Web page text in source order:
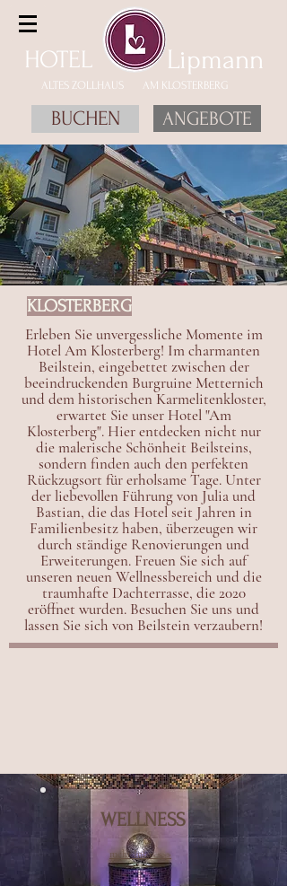
HOTEL Lipmann
ALTES ZOLLHAUS AM KLOSTERBERG
BUCHEN ANGEBOTE
KLOSTERBERG
Erleben Sie unvergessliche Momente im
Hotel Am Klosterberg! Im charmanten
Beilstein, eingebettet zwischen der
beeindruckenden Burgruine Metternich
und dem historischen Karmelitenkloster,
erwartet Sie unser Hotel "Am
Klosterberg". Hier entdecken nicht nur
die malerische Schönheit Beilsteins,
sondern finden auch den perfekten
Rückzugsort für erholsame Tage. Unter
der liebevollen Führung von Julia und
Bastian, die das Hotel seit Jahren in
Familienbesitz haben, überzeugen wir
durch ständige Renovierungen und
Erweiterungen. Freuen Sie sich auf
unseren neuen Wellnessbereich und die
traumhafte Dachterrasse, die 2020
eröffnet wurden. Besuchen Sie uns und
lassen Sie sich von Beilstein verzaubern!
WELLNESS
mehr Infos >>>